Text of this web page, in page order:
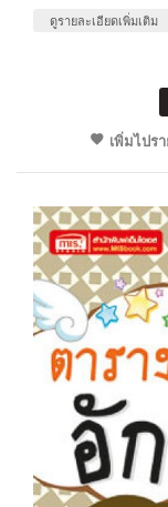
ดูรายละเอียดเพิ่มเติม
เพิ่มไปร